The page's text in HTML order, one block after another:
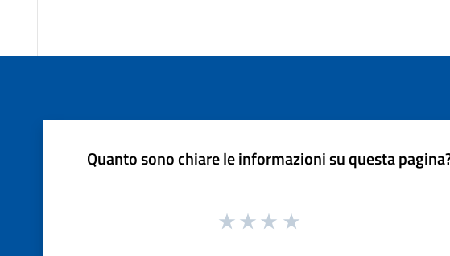
Quanto sono chiare le informazioni su questa